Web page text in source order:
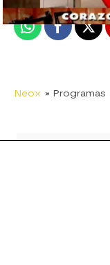
WhatsappFacebook
X
Neox » Programas